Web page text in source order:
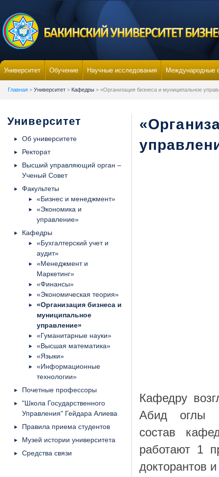
Университет Обучение Научные исследования Международные
Главная > Университет > Кафедры > «Организация бизнеса и муниципальное
Университет
Об университете
Ректорат
Высший управляющий орган –
Ученый Совет
Факультеты
«Бизнес и менеджмент»
«Экономика и
управление»
Кафедры
«Бухгалтерский учет и
аудит»
«Менеджмент и
Маркетинг»
«Финансы»
«Экономическая теория»
«Организация бизнеса и
муниципальное
управление»
«Гуманитарные науки»
«Высшая математика»
«Языки»
«Информационные
технологии»
Почетные профессоры
"Школа Государственного
Управления" Гейдара Алиева
Правила приема студентов
Музей истории университета
Средства связи
Кафедру
Абид оглы
состав
работают 1
докторантов